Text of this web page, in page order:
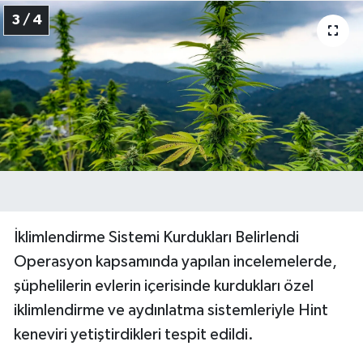
3 / 4
İklimlendirme Sistemi Kurdukları Belirlendi
Operasyon kapsamında yapılan incelemelerde,
şüphelilerin evlerin içerisinde kurdukları özel
iklimlendirme ve aydınlatma sistemleriyle Hint
keneviri yetiştirdikleri tespit edildi.